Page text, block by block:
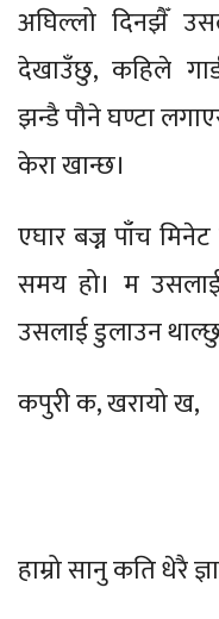
अघिल्लो दिनझैँ
देखाउँछु, कहिले
झन्डै पौने घण्टा
केरा खान्छ।
एघार बज्न पाँच
समय हो। म
उसलाई डुलाउन
कपुरी क, खरायो ख,
हाम्रो सानु कति धेरै